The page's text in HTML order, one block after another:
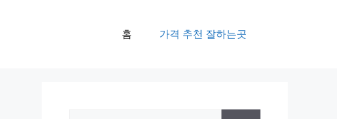
홈 가격 추천 잘하는곳